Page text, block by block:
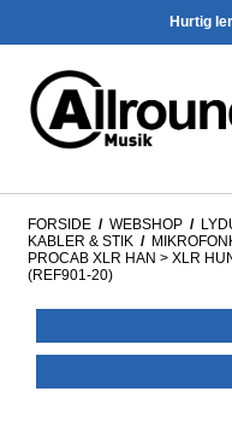
Hurtig
FORSIDE / WEBSHOP /
KABLER & STIK /
PROCAB XLR HAN > XLR
(REF901-20)